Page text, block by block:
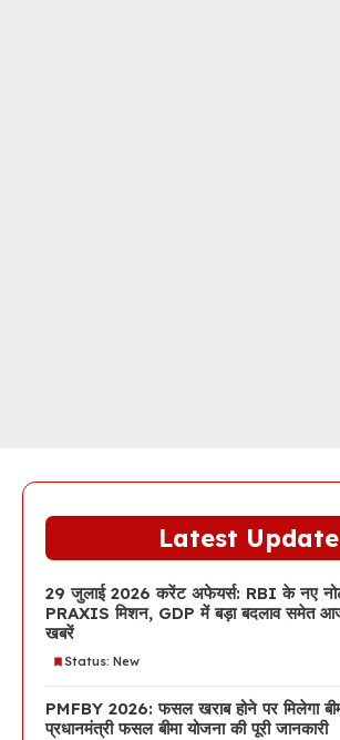
Latest Update
29 जुलाई 2026 करेंट अफेयर्स: RBI के नए
PRAXIS मिशन, GDP में बड़ा बदलाव समेत
खबरें
Status: New
PMFBY 2026: फसल खराब होने पर मिलेगा
प्रधानमंत्री फसल बीमा योजना की पूरी जानकारी